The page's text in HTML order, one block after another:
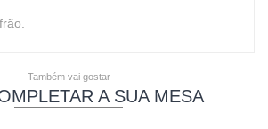
Também vai gostar
A SUA MESA